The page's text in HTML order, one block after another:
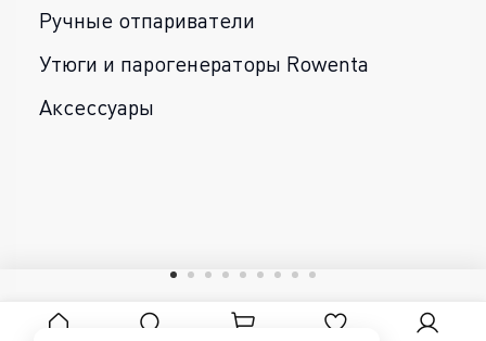
Ручные отпариватели
Утюги и парогенераторы Rowenta
Аксессуары